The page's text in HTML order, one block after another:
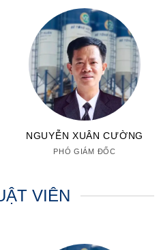
NGUYỄN XUÂN CƯỜNG
PHÓ GIÁM ĐỐC
VIÊN